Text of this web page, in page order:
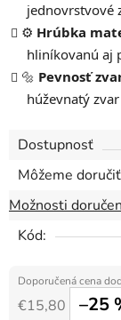
jednovrstvové
⚙️ Hrúbka
hliníkovanú aj
🔩 Pevnosť
húževnatý
Dostupnosť
Môžeme
Možnosti
Kód:
€15,80 –25